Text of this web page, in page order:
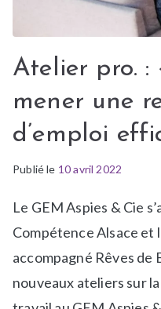
Atelier pro. :
mener une
d’emploi
Publié le 10 avril 2022
P
b
l
d
É
i
q
t
Le GEM Aspies & Cie
Compétence Alsace et
accompagné Rêves de
nouveaux ateliers sur